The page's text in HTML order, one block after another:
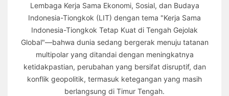
Lembaga Kerja Sama Ekonomi, Sosial, dan Budaya
Indonesia-Tiongkok (LIT) dengan tema "Kerja Sama
Indonesia-Tiongkok Tetap Kuat di Tengah Gejolak
Global"—bahwa dunia sedang bergerak menuju tatanan
multipolar yang ditandai dengan meningkatnya
ketidakpastian, perubahan yang bersifat disruptif, dan
konflik geopolitik, termasuk ketegangan yang masih
berlangsung di Timur Tengah.